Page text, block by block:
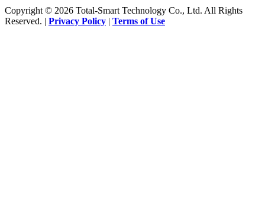
Copyright © 2026 Total-Smart Technology Co., Ltd. All Rights
Reserved. | Privacy Policy | Terms of Use